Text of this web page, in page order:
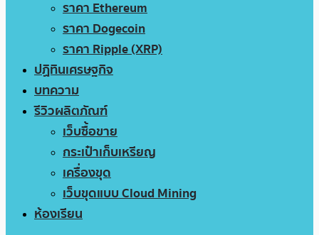
ราคา Ethereum
ราคา Dogecoin
ราคา Ripple (XRP)
ปฏิทินเศรษฐกิจ
บทความ
รีวิวผลิตภัณฑ์
เว็บซื้อขาย
กระเป๋าเก็บเหรียญ
เครื่องขุด
เว็บขุดแบบ Cloud Mining
ห้องเรียน